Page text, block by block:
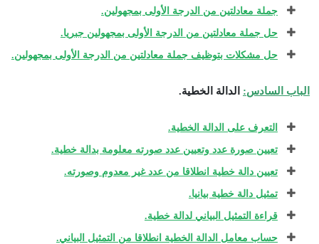
جملة معادلتين من الدرجة الأولى بمجهولين.
حل جملة معادلتين من الدرجة الأولى بمجهولين جبريا.
حل مشكلات بتوظيف جملة معادلتين من الدرجة الأولى بمجهولين.
الباب السادس: الدالة الخطية.
التعرف على الدالة الخطية.
تعيين صورة عدد وتعيين عدد صورته معلومة بدالة خطية.
تعيين دالة خطية انطلاقا من عدد غير معدوم وصورته.
تمثيل دالة خطية بيانيا.
قراءة التمثيل البياني لدالة خطية.
حساب معامل الدالة الخطية انطلاقا من التمثيل البياني.